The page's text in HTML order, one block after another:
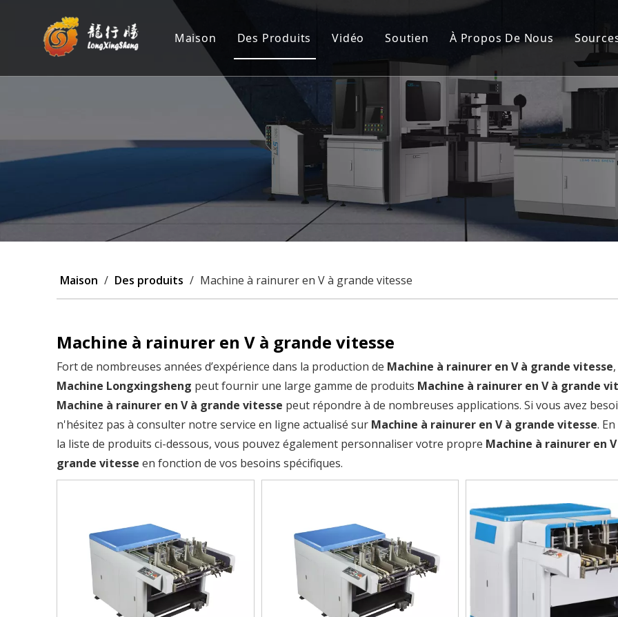
Maison
Des Produits
Machine de fabrication de cartons rigides automatique
Positionnement de la couverture rigide et de la boîte rigide
Machine de fabrication de boîtes rigides semi-automatique
Machine à rainurer
Personnalisation
Vidéo
Soutien
Service après-vente
FAQ
Cas
À Propos De Nous
Maison / Des produits / Machine à rainurer en V à grande vitesse
Machine à rainurer en V à grande vitesse
Fort de nombreuses années d’expérience dans la production de Machine à rainurer en V à grande vitesse,
Machine Longxingsheng peut fournir une large gamme de produits Machine à rainurer en V à grande
Machine à rainurer en V à grande vitesse peut répondre à de nombreuses applications. Si vous avez
n'hésitez pas à consulter notre service en ligne actualisé sur Machine à rainurer en V à grande vitesse.
la liste de produits ci-dessous, vous pouvez également personnaliser votre propre Machine à rainurer en
grande vitesse en fonction de vos besoins spécifiques.